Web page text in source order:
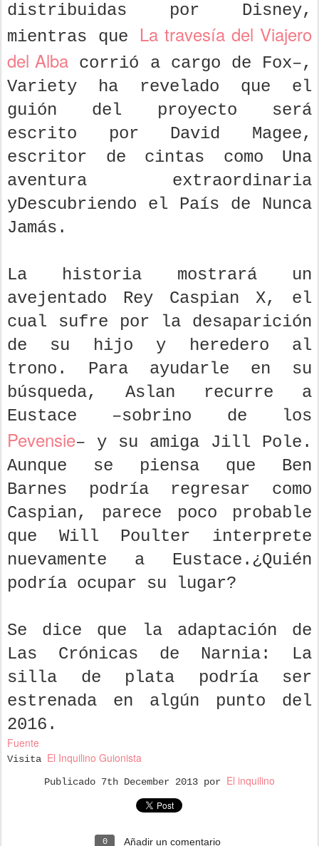
distribuidas por Disney,
mientras que La travesía del Viajero
del Alba corrió a cargo de Fox–,
Variety ha revelado que el
guión del proyecto será
escrito por David Magee,
escritor de cintas como Una
aventura extraordinaria
yDescubriendo el País de Nunca
Jamás.
La historia mostrará un
avejentado Rey Caspian X, el
cual sufre por la desaparición
de su hijo y heredero al
trono. Para ayudarle en su
búsqueda, Aslan recurre a
Eustace –sobrino de los
Pevensie– y su amiga Jill Pole.
Aunque se piensa que Ben
Barnes podría regresar como
Caspian, parece poco probable
que Will Poulter interprete
nuevamente a Eustace.¿Quién
podría ocupar su lugar?
Se dice que la adaptación de
Las Crónicas de Narnia: La
silla de plata podría ser
estrenada en algún punto del
2016.
Fuente
Visita El Inquilino Guionista
Publicado 7th December 2013 por El inquilino
0 Añadir un comentario